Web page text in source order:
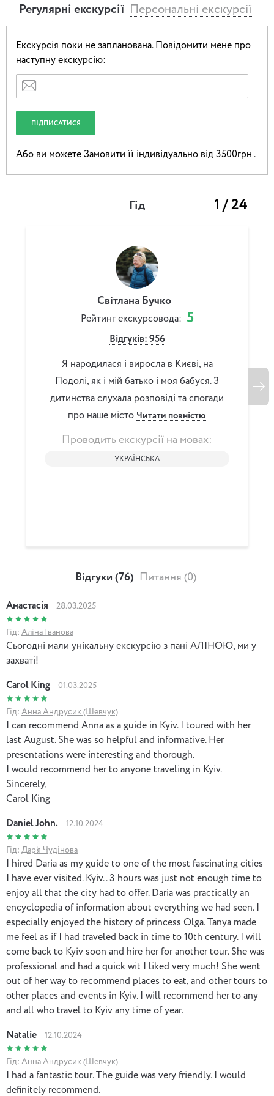
Регулярні екскурсії Персональні екскурсії
Екскурсія поки не запланована.
Повідомити мене про
наступну екскурсію:
Або ви можете Замовити її індивідуально від 3500грн .
Гід
Світлана Бучко
Рейтинг екскурсовода: 5
Відгуків: 956
Я народилася і виросла в Києві, на
Подолі, як і мій батько і моя бабуся. З
дитинства слухала розповіді та спогади
про наше місто Читати повністю
Проводить екскурсії на мовах:
УКРАЇНСЬКА
1 / 24
Відгуки (76) Питання (0)
Анастасія 28.03.2025
Гід: Аліна Іванова
Сьогодні мали унікальну екскурсію з пані АЛІНОЮ, ми у
захваті!
Carol King 01.03.2025
Гід: Анна Андрусик (Шевчук)
I can recommend Anna as a guide in Kyiv. I toured with her
last August. She was so helpful and informative. Her
presentations were interesting and thorough.
I would recommend her to anyone traveling in Kyiv.
Sincerely,
Carol King
Daniel John. 12.10.2024
Гід: Дар’я Чудінова
I hired Daria as my guide to one of the most fascinating cities
I have ever visited. Kyiv.. 3 hours was just not enough time to
enjoy all that the city had to offer. Daria was practically an
encyclopedia of information about everything we had seen. I
especially enjoyed the history of princess Olga. Tanya made
me feel as if I had traveled back in time to 10th century. I will
come back to Kyiv soon and hire her for another tour. She was
professional and had a quick wit I liked very much! She went
out of her way to recommend places to eat, and other tours to
other places and events in Kyiv. I will recommend her to any
and all who travel to Kyiv any time of year.
Natalie 12.10.2024
Гід: Анна Андрусик (Шевчук)
I had a fantastic tour. The guide was very friendly. I would
definitely recommend.